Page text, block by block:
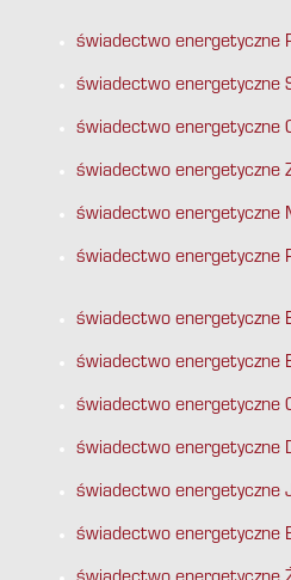
świadectwo energetyczne
świadectwo energetyczne
świadectwo energetyczne
świadectwo energetyczne
świadectwo energetyczne
świadectwo energetyczne
świadectwo energetyczne
świadectwo energetyczne
świadectwo energetyczne
świadectwo energetyczne
świadectwo energetyczne
świadectwo energetyczne